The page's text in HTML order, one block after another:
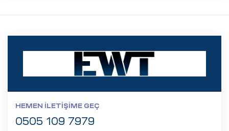
HEMEN İLETIŞIME GEÇ
0505 109 7979